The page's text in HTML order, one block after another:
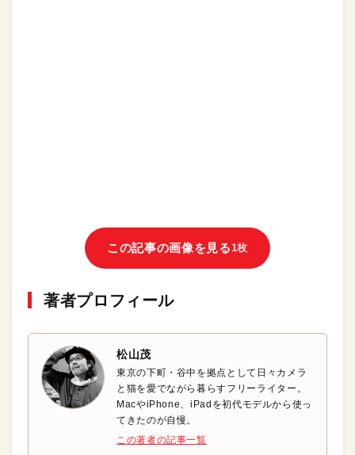
この記事の画像を見る1枚
著者プロフィール
松山茂
東京の下町・谷中を拠点として日々カメラ
と猫を愛でながら暮らすフリーライター。
MacやiPhone、iPadを初代モデルから使っ
てきたのが自慢。
この著者の記事一覧